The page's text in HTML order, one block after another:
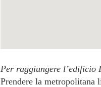
Per raggiungere l’edificio
Prendere la metropolitana